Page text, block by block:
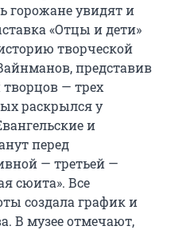
горожане увидят и
«Отцы и дети»
творческой
представив
творцов — трех
раскрылся у
и
перед
— третьей —
сюита». Все
создала график и
В музее отмечают,